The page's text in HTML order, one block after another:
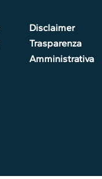
Disclaimer
Trasparenza
Amministrativa